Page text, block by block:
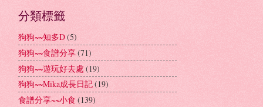
分類標籤
狗狗~~知多D(5)
狗狗~~食譜分享(71)
狗狗~~遊玩好去處 (19)
狗狗~~Mika成長日記(19)
食譜分享~~小食 (139)